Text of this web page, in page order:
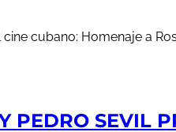
PEDRO SEVIL